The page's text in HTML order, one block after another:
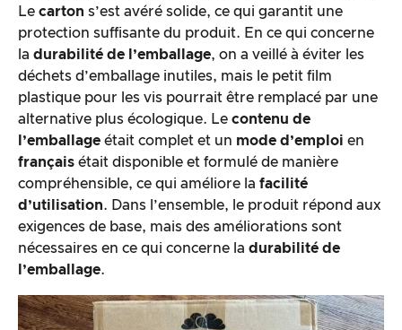
Le carton s’est avéré solide, ce qui garantit une
protection suffisante du produit. En ce qui concerne
la durabilité de l’emballage, on a veillé à éviter les
déchets d’emballage inutiles, mais le petit film
plastique pour les vis pourrait être remplacé par une
alternative plus écologique. Le contenu de
l’emballage était complet et un mode d’emploi en
français était disponible et formulé de manière
compréhensible, ce qui améliore la facilité
d’utilisation. Dans l’ensemble, le produit répond aux
exigences de base, mais des améliorations sont
nécessaires en ce qui concerne la durabilité de
l’emballage.